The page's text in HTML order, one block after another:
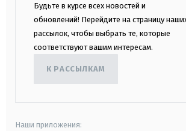
Будьте в курсе всех новостей и
обновлений! Перейдите на страницу
рассылок, чтобы выбрать те, которые
соответствуют вашим интересам.
К РАССЫЛКАМ
Наши приложения: